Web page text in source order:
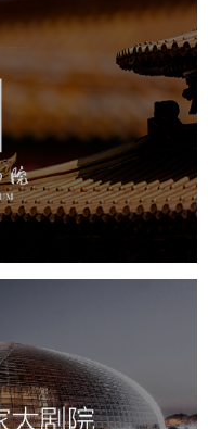
博物馆网站建设
专题 网站代运营
院